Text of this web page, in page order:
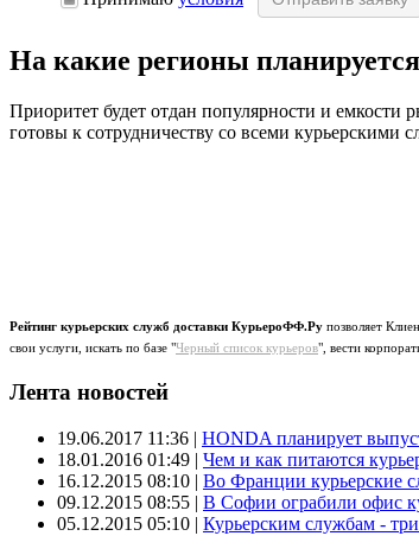
На какие регионы
Приоритет будет отдан популярности и
готовы к сотрудничеству со всеми курьерскими
Рейтинг курьерских служб доставки КурьероФФ.Ру позволяет
свои услуги, искать по базе "Черный список курьеров", вести
Лента новостей
19.06.2017 11:36 | HONDA планирует
18.01.2016 01:49 | Чем и как питаются
16.12.2015 08:10 | Во Франции курьерские
09.12.2015 08:55 | В Софии ограбили офис
05.12.2015 05:10 | Курьерским службам -